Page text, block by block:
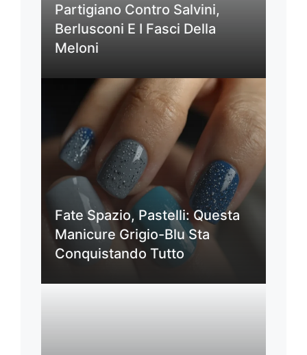
Partigiano Contro Salvini,
Berlusconi E I Fasci Della
Meloni
Fate Spazio, Pastelli: Questa
Manicure Grigio-Blu Sta
Conquistando Tutto